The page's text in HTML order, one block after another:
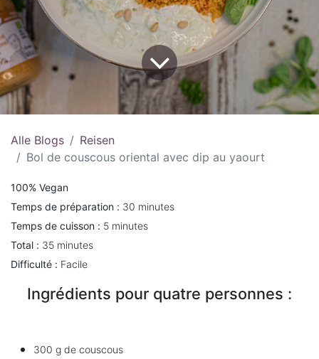
Alle Blogs
Reisen
Bol de couscous oriental avec dip au yaourt
100% Vegan
Temps de préparation : 30 minutes
Temps de cuisson : 5 minutes
Total : 35 minutes
Difficulté : Facile
Ingrédients pour quatre personnes :
300 g de couscous